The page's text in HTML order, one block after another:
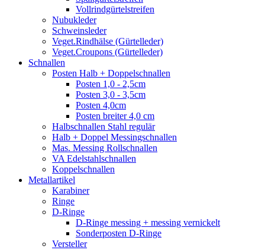
Vollrindgürtelstreifen
Nubukleder
Schweinsleder
Veget.Rindhälse (Gürtelleder)
Veget.Croupons (Gürtelleder)
Schnallen
Posten Halb + Doppelschnallen
Posten 1,0 - 2,5cm
Posten 3,0 - 3,5cm
Posten 4,0cm
Posten breiter 4,0 cm
Halbschnallen Stahl regulär
Halb + Doppel Messingschnallen
Mas. Messing Rollschnallen
VA Edelstahlschnallen
Koppelschnallen
Metallartikel
Karabiner
Ringe
D-Ringe
D-Ringe messing + messing vernickelt
Sonderposten D-Ringe
Versteller